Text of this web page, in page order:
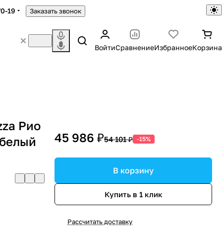
19 Заказать звонок
ВойтиСравнениеИзбранноеКорзина
Рио
45 986 ₽54 101 ₽ -15%
В корзину
Купить в 1 клик
Рассчитать доставку